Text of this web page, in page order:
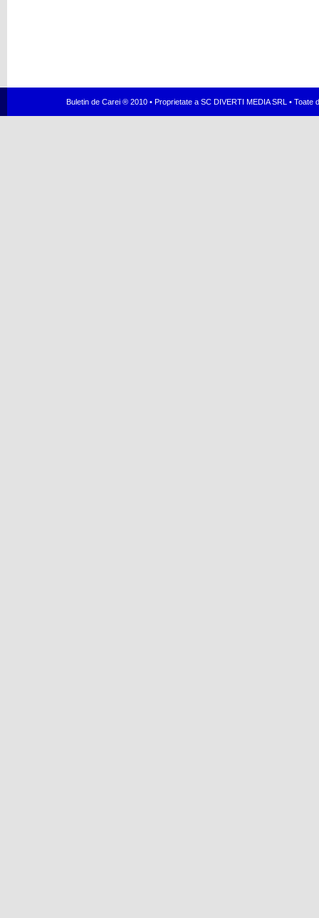
Buletin de Carei ® 2010 • Proprietate a SC DIVERTI MEDIA SRL •